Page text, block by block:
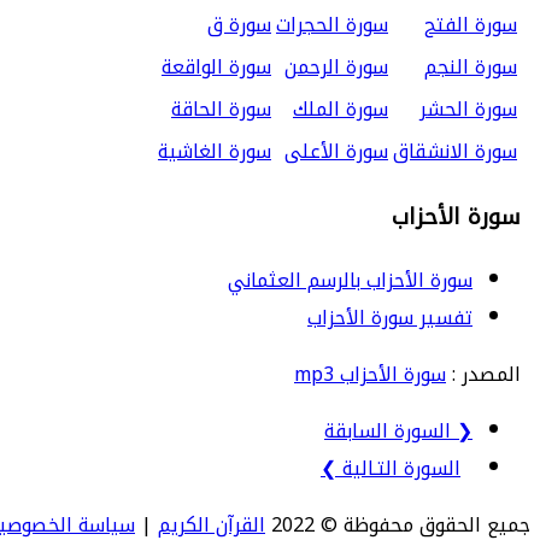
سورة الفتح
سورة الحجراتسورة ق
سورة النجم
سورة الرحمن سورة الواقعة
سورة الحشر
سورة الملك سورة الحاقة
سورة الانشقاقسورة الأعلى سورة الغاشية
سورة الأحزاب
سورة الأحزاب بالرسم العثماني
تفسير سورة الأحزاب
المصدر :سورة الأحزاب mp3
❮ السورة السابقة
السورة التـالية ❯
جميع الحقوق محفوظة © 2022
القرآن الكريم | سياسة